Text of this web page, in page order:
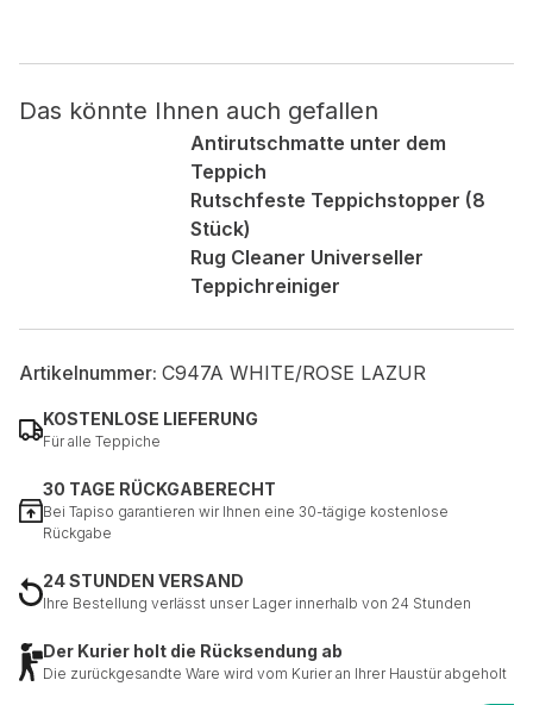
Das könnte Ihnen auch gefallen
Antirutschmatte unter dem
Teppich
Rutschfeste Teppichstopper (8
Stück)
Rug Cleaner Universeller
Teppichreiniger
Artikelnummer: C947A WHITE/ROSE LAZUR
KOSTENLOSE LIEFERUNG
Für alle Teppiche
30 TAGE RÜCKGABERECHT
Bei Tapiso garantieren wir Ihnen eine 30-tägige kostenlose
Rückgabe
24 STUNDEN VERSAND
Ihre Bestellung verlässt unser Lager innerhalb von 24 Stunden
Der Kurier holt die Rücksendung ab
Die zurückgesandte Ware wird vom Kurier an Ihrer Haustür abgeholt
Nicht kategorisiert.
Andere nicht kategorisierte Cookies sind solche, die
analysiert werden und noch keiner Kategorie zugeordnet
Alle ablehnen
Meine Einstellungen speichern
Alle akzeptieren